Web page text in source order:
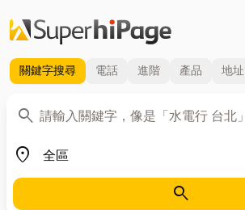
關鍵字搜尋 電話 進階 產品 地址
search
關鍵字
place
地區
search